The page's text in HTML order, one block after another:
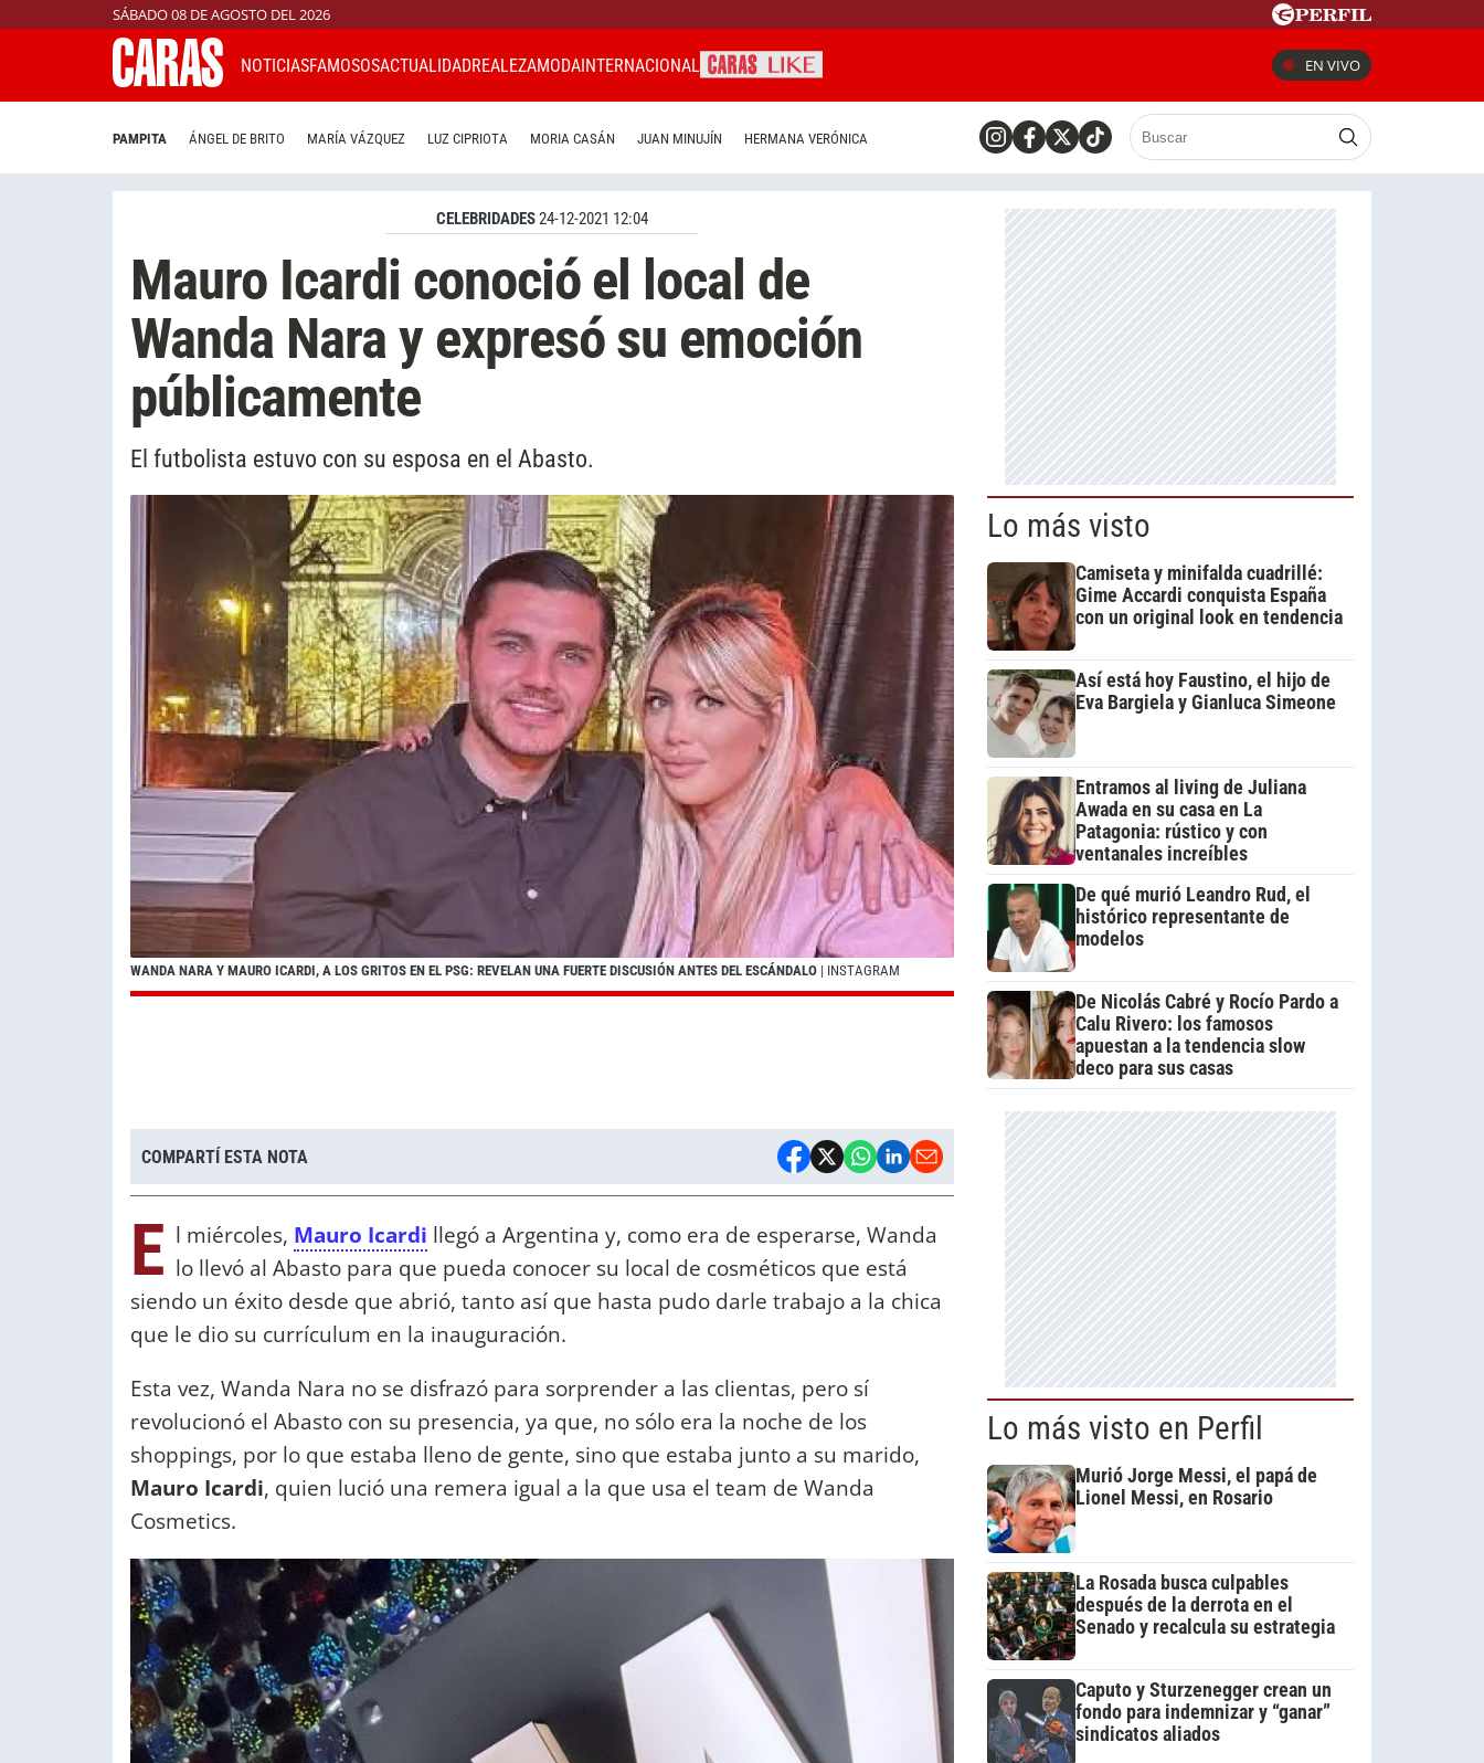
SÁBADO 08 DE AGOSTO DEL 2026
NOTICIASFAMOSOSACTUALIDADREALEZAMODAINTERNACIONAL EN VIVO
PAMPITA ÁNGEL DE BRITO MARÍA VÁZQUEZ LUZ CIPRIOTA MORIA CASÁN JUAN MINUJÍN HERMANA VERÓNICA
CELEBRIDADES24-12-2021 12:04
Mauro Icardi conoció el local de
Wanda Nara y expresó su emoción
públicamente
El futbolista estuvo con su esposa en el Abasto.
WANDA NARA Y MAURO ICARDI, A LOS GRITOS EN EL PSG: REVELAN UNA FUERTE DISCUSIÓN ANTES DEL ESCÁNDALO | INSTAGRAM
COMPARTÍ ESTA NOTA
E l miércoles, Mauro Icardi llegó a Argentina y, como era de esperarse, Wanda
lo llevó al Abasto para que pueda conocer su local de cosméticos que está
siendo un éxito desde que abrió, tanto así que hasta pudo darle trabajo a la chica
que le dio su currículum en la inauguración.
Esta vez, Wanda Nara no se disfrazó para sorprender a las clientas, pero sí
revolucionó el Abasto con su presencia, ya que, no sólo era la noche de los
shoppings, por lo que estaba lleno de gente, sino que estaba junto a su marido,
Mauro Icardi, quien lució una remera igual a la que usa el team de Wanda
Cosmetics.
Lo más visto
Camiseta y minifalda cuadrillé:
Gime Accardi conquista España
con un original look en tendencia
Así está hoy Faustino, el hijo de
Eva Bargiela y Gianluca Simeone
Entramos al living de Juliana
Awada en su casa en La
Patagonia: rústico y con
ventanales increíbles
De qué murió Leandro Rud, el
histórico representante de
modelos
De Nicolás Cabré y Rocío Pardo a
Calu Rivero: los famosos
apuestan a la tendencia slow
deco para sus casas
Lo más visto en Perfil
Murió Jorge Messi, el papá de
Lionel Messi, en Rosario
La Rosada busca culpables
después de la derrota en el
Senado y recalcula su estrategia
Caputo y Sturzenegger crean un
fondo para indemnizar y “ganar”
sindicatos aliados